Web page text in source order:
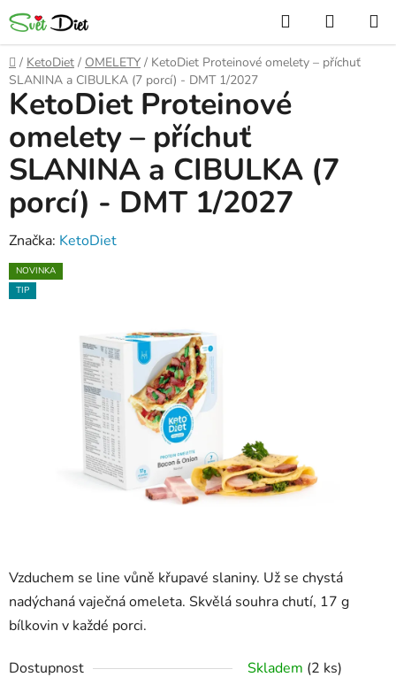
Přejít
na
obsah
Hledat
KOŠÍK
Domů
/ KetoDiet / OMELETY / KetoDiet Proteinové omelety – příchuť
SLANINA a CIBULKA (7 porcí) - DMT 1/2027
Vzduchem se line vůně křupavé slaniny. Už se chystá
nadýchaná vaječná omeleta. Skvělá souhra chutí, 17 g
bílkovin v každé porci.
Dostupnost Skladem (2 ks)
KetoDiet Proteinové
omelety – příchuť
SLANINA a CIBULKA (7
porcí) - DMT 1/2027
Značka: KetoDiet
NOVINKA
TIP